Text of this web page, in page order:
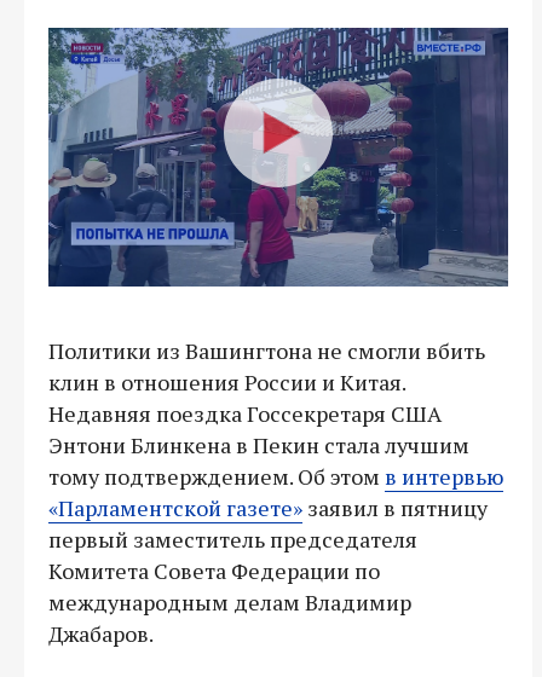
Политики из Вашингтона не смогли вбить
клин в отношения России и Китая.
Недавняя поездка Госсекретаря США
Энтони Блинкена в Пекин стала лучшим
тому подтверждением. Об этом в интервью
«Парламентской газете» заявил в пятницу
первый заместитель председателя
Комитета Совета Федерации по
международным делам Владимир
Джабаров.